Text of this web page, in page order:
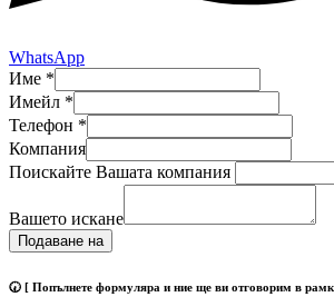
WhatsApp
Име *
Имейл *
Телефон *
Компания
Поискайте Вашата компания
Вашето искане
Подаване на
🕢 [ Попълнете формуляра и ние ще ви отговорим в